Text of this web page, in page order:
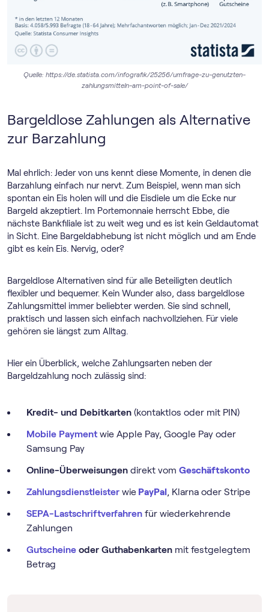
Quelle: https://de.statista.com/infografik/25256/umfrage-zu-genutzten-
zahlungsmitteln-am-point-of-sale/
Bargeldlose Zahlungen als Alternative
zur Barzahlung
Mal ehrlich: Jeder von uns kennt diese Momente, in denen die
Barzahlung einfach nur nervt. Zum Beispiel, wenn man sich
spontan ein Eis holen will und die Eisdiele um die Ecke nur
Bargeld akzeptiert. Im Portemonnaie herrscht Ebbe, die
nächste Bankfiliale ist zu weit weg und es ist kein Geldautomat
in Sicht. Eine Bargeldabhebung ist nicht möglich und am Ende
gibt es kein Eis. Nervig, oder?
Bargeldlose Alternativen sind für alle Beteiligten deutlich
flexibler und bequemer. Kein Wunder also, dass bargeldlose
Zahlungsmittel immer beliebter werden. Sie sind schnell,
praktisch und lassen sich einfach nachvollziehen. Für viele
gehören sie längst zum Alltag.
Hier ein Überblick, welche Zahlungsarten neben der
Bargeldzahlung noch zulässig sind:
Kredit- und Debitkarten (kontaktlos oder mit PIN)
Mobile Payment wie Apple Pay, Google Pay oder
Samsung Pay
Online-Überweisungen direkt vom Geschäftskonto
Zahlungsdienstleister wie PayPal, Klarna oder Stripe
SEPA-Lastschriftverfahren für wiederkehrende
Zahlungen
Gutscheine oder Guthabenkarten mit festgelegtem
Betrag